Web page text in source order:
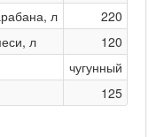
л
220
л
120
чугунный
125